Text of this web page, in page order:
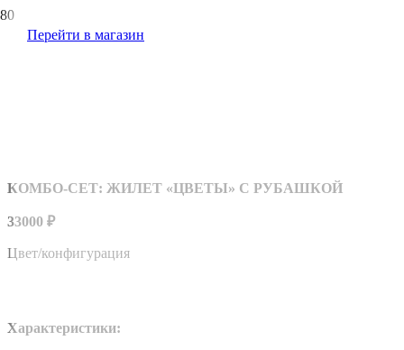
Перейти в магазин
КОМБО-СЕТ: ЖИЛЕТ «ЦВЕТЫ» С РУБАШКОЙ
33000 ₽
Цвет/конфигурация
Характеристики: